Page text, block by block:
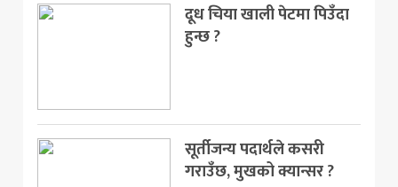
दूध चिया खाली पेटमा पिउँदा
हुन्छ ?
सूर्तीजन्य पदार्थले कसरी
गराउँछ, मुखको क्यान्सर ?